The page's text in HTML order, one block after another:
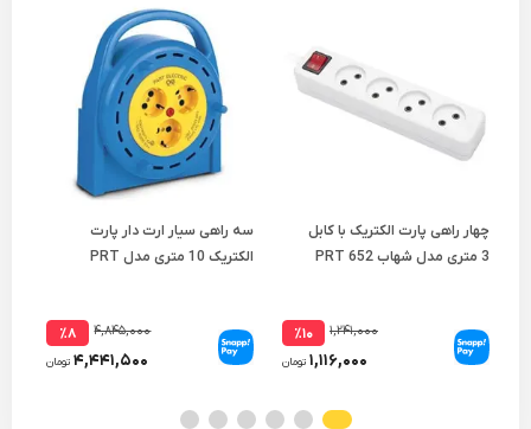
چهار راهی پارت الکتریک با کابل
3 متری مدل شهاب PRT 652
۱,۲۴۱,۰۰۰ ٪۱۰
۱,۱۱۶,۰۰۰ تومان
سه راهی سیار ارت دار پارت
الکتریک 10 متری مدل PRT
۴,۸۴۵,۰۰۰ ٪۸
۴,۴۴۱,۵۰۰ تومان